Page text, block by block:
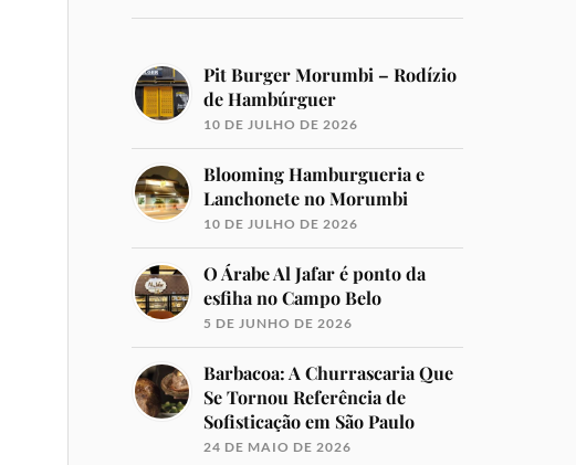
Pit Burger Morumbi – Rodízio
de Hambúrguer
10 DE JULHO DE 2026
Blooming Hamburgueria e
Lanchonete no Morumbi
10 DE JULHO DE 2026
O Árabe Al Jafar é ponto da
esfiha no Campo Belo
5 DE JUNHO DE 2026
Barbacoa: A Churrascaria Que
Se Tornou Referência de
Sofisticação em São Paulo
24 DE MAIO DE 2026